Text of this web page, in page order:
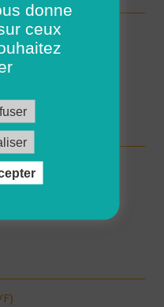
F)
donne
ceux